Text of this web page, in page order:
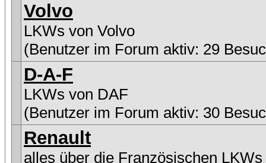
Volvo
LKWs von Volvo
(Benutzer im Forum aktiv: 29
D-A-F
LKWs von DAF
(Benutzer im Forum aktiv: 30
Renault
alles über die Französischen LKWs